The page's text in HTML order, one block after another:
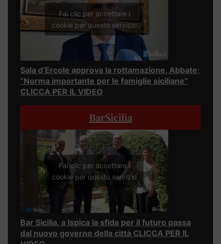
Fai clic per accettare i
cookie per questo servizio
Sala d’Ercole approva la rottamazione, Abbate:
“Norma importante per le famiglie siciliane”
CLICCA PER IL VIDEO
BarSicilia
Fai clic per accettare i
cookie per questo servizio
Bar Sicilia, a Ispica la sfida per il futuro passa
dal nuovo governo della città CLICCA PER IL